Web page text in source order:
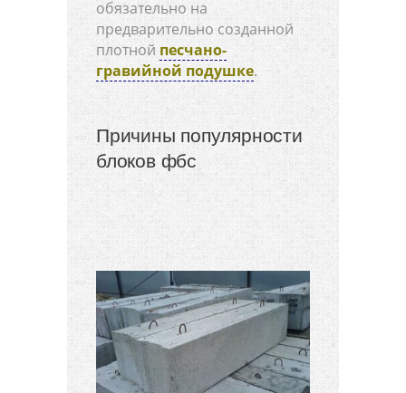
обязательно на
предварительно созданной
плотной песчано-
гравийной подушке.
Причины популярности
блоков фбс